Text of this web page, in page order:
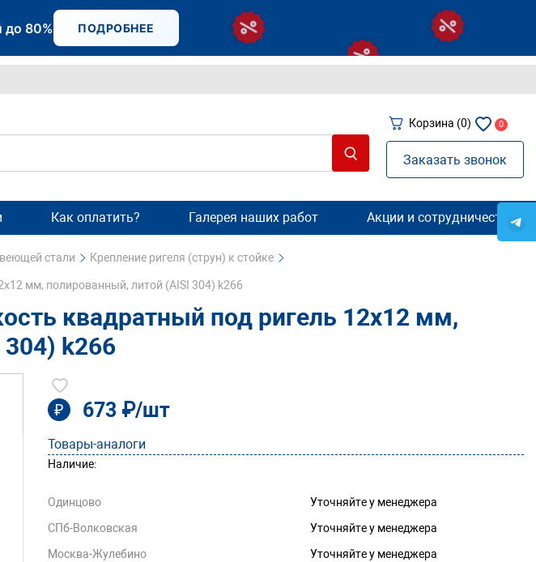
до 80% ПОДРОБНЕЕ
Корзина (0) 0
Заказать звонок
Как оплатить? Галерея наших работ Акции и сотрудничество
стали Крепление ригеля (струн) к стойке
мм, полированный, литой (AISI 304) k266
квадратный под ригель 12х12 мм,
k266
₽ 673 ₽/шт
Товары-аналоги
Наличие:
Одинцово
Уточняйте у менеджера
СПб-Волковская
Уточняйте у менеджера
Москва-Жулебино
Уточняйте у менеджера